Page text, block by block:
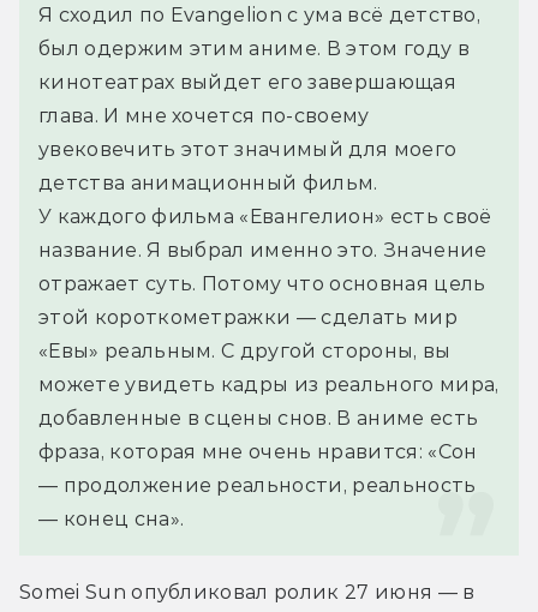
Я сходил по Evangelion с ума всё детство,
был одержим этим аниме. В этом году в
кинотеатрах выйдет его завершающая
глава. И мне хочется по-своему
увековечить этот значимый для моего
детства анимационный фильм.
У каждого фильма «Евангелион» есть своё
название. Я выбрал именно это. Значение
отражает суть. Потому что основная цель
этой короткометражки — сделать мир
«Евы» реальным. С другой стороны, вы
можете увидеть кадры из реального мира,
добавленные в сцены снов. В аниме есть
фраза, которая мне очень нравится: «Сон
— продолжение реальности, реальность
— конец сна».
Somei Sun опубликовал ролик 27 июня — в